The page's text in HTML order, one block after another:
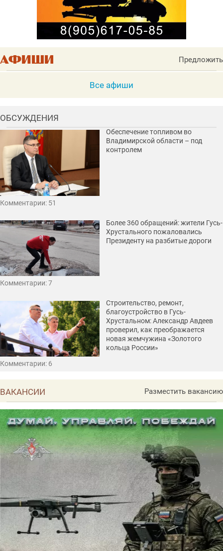
Предложить
Все афиши
ОБСУЖДЕНИЯ
Обеспечение топливом во
Владимирской области – под
контролем
Комментарии: 51
Более 360 обращений: жители Гусь-
Хрустального пожаловались
Президенту на разбитые дороги
Комментарии: 7
Строительство, ремонт,
благоустройство в Гусь-
Хрустальном: Александр Авдеев
проверил, как преображается
новая жемчужина «Золотого
кольца России»
Комментарии: 6
ВАКАНСИИ Разместить вакансию